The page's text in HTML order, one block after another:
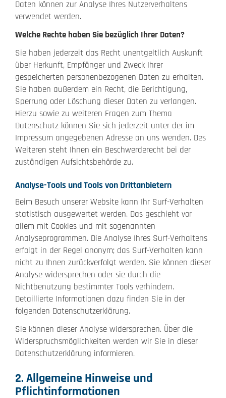
Daten können zur Analyse Ihres Nutzerverhaltens
verwendet werden.
Welche Rechte haben Sie bezüglich Ihrer Daten?
Sie haben jederzeit das Recht unentgeltlich Auskunft
über Herkunft, Empfänger und Zweck Ihrer
gespeicherten personenbezogenen Daten zu erhalten.
Sie haben außerdem ein Recht, die Berichtigung,
Sperrung oder Löschung dieser Daten zu verlangen.
Hierzu sowie zu weiteren Fragen zum Thema
Datenschutz können Sie sich jederzeit unter der im
Impressum angegebenen Adresse an uns wenden. Des
Weiteren steht Ihnen ein Beschwerderecht bei der
zuständigen Aufsichtsbehörde zu.
Analyse-Tools und Tools von Drittanbietern
Beim Besuch unserer Website kann Ihr Surf-Verhalten
statistisch ausgewertet werden. Das geschieht vor
allem mit Cookies und mit sogenannten
Analyseprogrammen. Die Analyse Ihres Surf-Verhaltens
erfolgt in der Regel anonym; das Surf-Verhalten kann
nicht zu Ihnen zurückverfolgt werden. Sie können dieser
Analyse widersprechen oder sie durch die
Nichtbenutzung bestimmter Tools verhindern.
Detaillierte Informationen dazu finden Sie in der
folgenden Datenschutzerklärung.
Sie können dieser Analyse widersprechen. Über die
Widerspruchsmöglichkeiten werden wir Sie in dieser
Datenschutzerklärung informieren.
2. Allgemeine Hinweise und
Pflichtinformationen